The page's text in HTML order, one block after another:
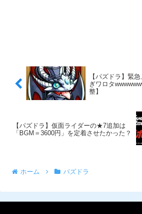
【パズドラ】緊
ぎワロタ
整】
【パズドラ】仮面ライダーの★7追加は
「BGM＝3600円」を定着させたかった？
ホーム パズドラ